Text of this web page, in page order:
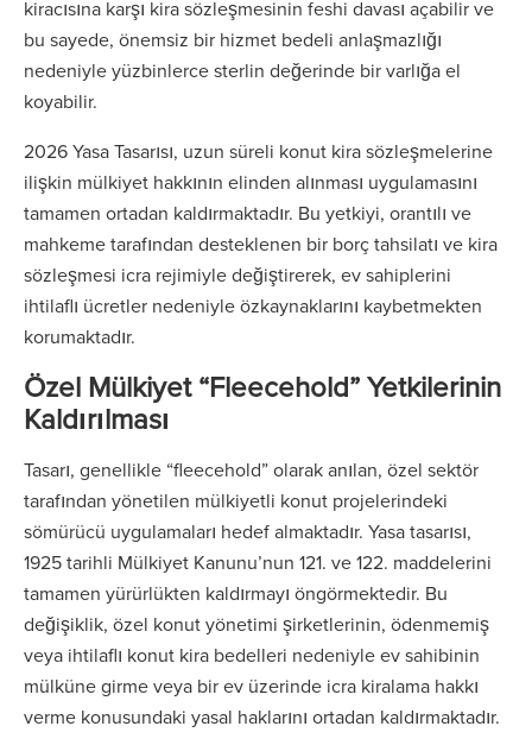
kiracısına karşı kira sözleşmesinin feshi davası açabilir ve
bu sayede, önemsiz bir hizmet bedeli anlaşmazlığı
nedeniyle yüzbinlerce sterlin değerinde bir varlığa el
koyabilir.
2026 Yasa Tasarısı, uzun süreli konut kira sözleşmelerine
ilişkin mülkiyet hakkının elinden alınması uygulamasını
tamamen ortadan kaldırmaktadır. Bu yetkiyi, orantılı ve
mahkeme tarafından desteklenen bir borç tahsilatı ve kira
sözleşmesi icra rejimiyle değiştirerek, ev sahiplerini
ihtilaflı ücretler nedeniyle özkaynaklarını kaybetmekten
korumaktadır.
Özel Mülkiyet “Fleecehold” Yetkilerinin
Kaldırılması
Tasarı, genellikle “fleecehold” olarak anılan, özel sektör
tarafından yönetilen mülkiyetli konut projelerindeki
sömürücü uygulamaları hedef almaktadır. Yasa tasarısı,
1925 tarihli Mülkiyet Kanunu’nun 121. ve 122. maddelerini
tamamen yürürlükten kaldırmayı öngörmektedir. Bu
değişiklik, özel konut yönetimi şirketlerinin, ödenmemiş
veya ihtilaflı konut kira bedelleri nedeniyle ev sahibinin
mülküne girme veya bir ev üzerinde icra kiralama hakkı
verme konusundaki yasal haklarını ortadan kaldırmaktadır.